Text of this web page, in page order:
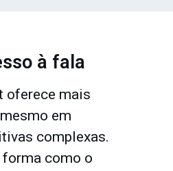
à fala
oferece mais
em
complexas.
forma como o